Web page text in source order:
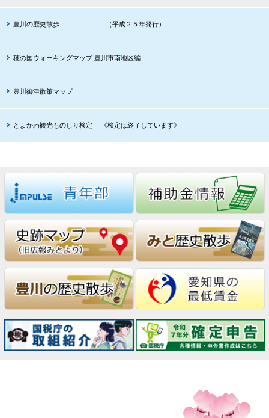
豊川の歴史散歩 （平成２５年発行）
穂の国ウォーキングマップ 豊川市南地区編
豊川御津散策マップ
とよかわ観光ものしり検定 《検定は終了しています》